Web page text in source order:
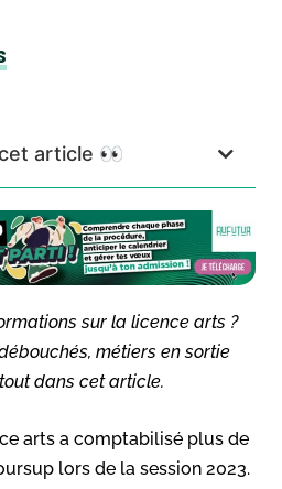
article 👀
sur la licence arts ?
métiers en sortie
dans cet article.
arts a comptabilisé plus de
lors de la session 2023.